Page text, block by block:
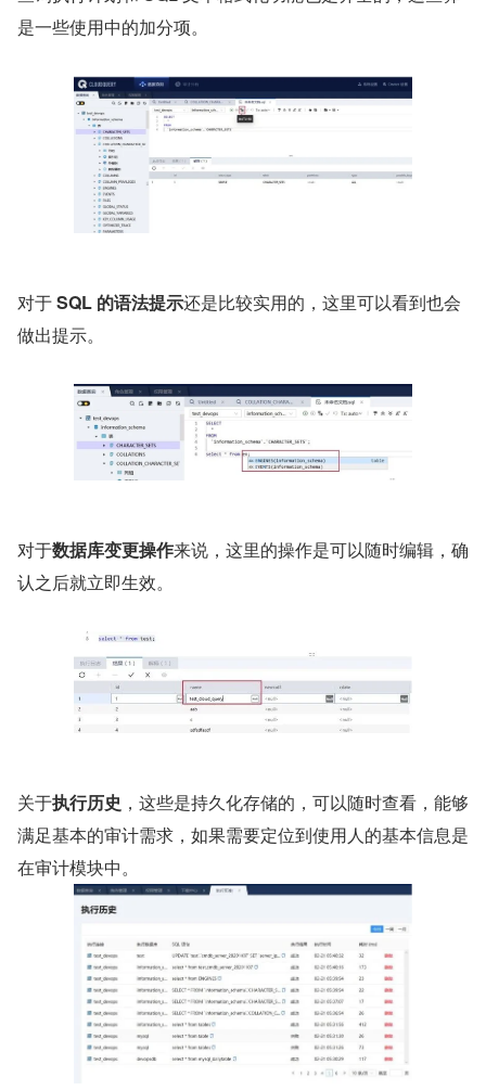
是一些使用中的加分项。
对于 SQL 的语法提示还是比较实用的，这里可以看到也会
做出提示。
对于数据库变更操作来说，这里的操作是可以随时编辑，确
认之后就立即生效。
关于执行历史 ，这些是持久化存储的，可以随时查看，能够
满足基本的审计需求，如果需要定位到使用人的基本信息是
在审计模块中。